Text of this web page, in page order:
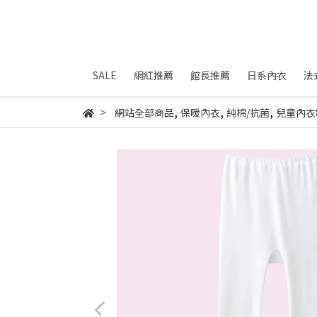
SALE 網紅推薦 館長推薦 日系內衣 法
網站全部商品, 保暖內衣, 純棉/抗菌, 兒童內